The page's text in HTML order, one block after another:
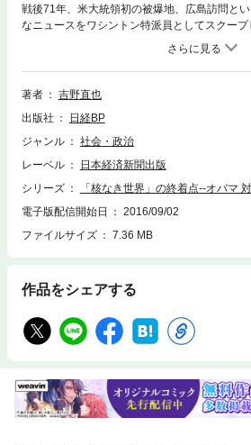
戦後71年、米大統領初の被爆地、広島訪問と
なニュースをワシントン特派員としてスクー
取材した日米両政府の水面下の攻防、ホワイ
ざる生々しいエピソードを交えて明らかにす
ル平和賞を獲得したオバマ米大統領が、自ら
のが広島訪問。オバマ政権発足により日米関係
氏の政策目標は常に「史上初」を乗り越えるこ
ば、核廃棄、対イラン宥和、キューバ復交とつ
その後、引き継がれるのかを浮き彫りにする。
島訪問を意識していたが、その実現は容易では
られざる闘いも活写する。
著者
吉野直也
出版社
日経BP
ジャンル
社会・政治
レーベル
日本経済新聞出版
シリーズ
「核なき世界」の終着点--オバマ
電子版配信開始日
2016/09/02
ファイルサイズ
7.36 MB
作品をシェアする